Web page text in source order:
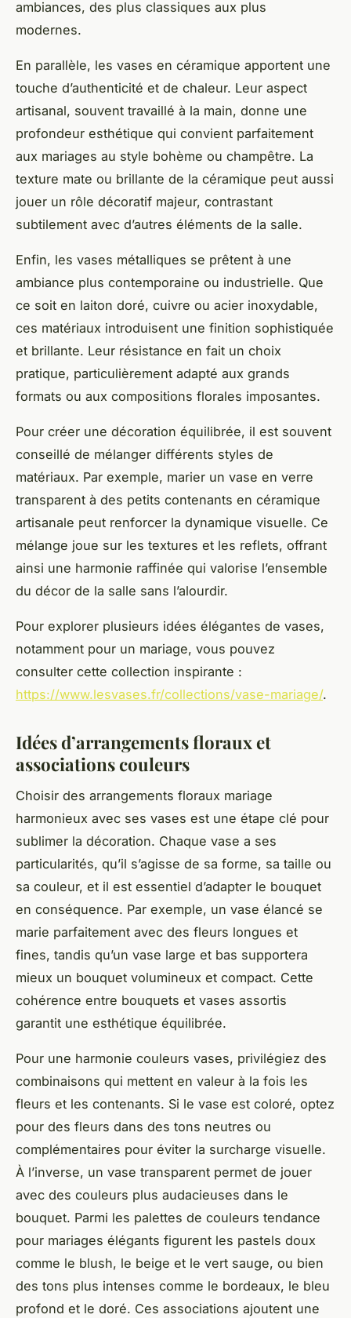
ambiances, des plus classiques aux plus
modernes.
En parallèle, les vases en céramique apportent une
touche d’authenticité et de chaleur. Leur aspect
artisanal, souvent travaillé à la main, donne une
profondeur esthétique qui convient parfaitement
aux mariages au style bohème ou champêtre. La
texture mate ou brillante de la céramique peut aussi
jouer un rôle décoratif majeur, contrastant
subtilement avec d’autres éléments de la salle.
Enfin, les vases métalliques se prêtent à une
ambiance plus contemporaine ou industrielle. Que
ce soit en laiton doré, cuivre ou acier inoxydable,
ces matériaux introduisent une finition sophistiquée
et brillante. Leur résistance en fait un choix
pratique, particulièrement adapté aux grands
formats ou aux compositions florales imposantes.
Pour créer une décoration équilibrée, il est souvent
conseillé de mélanger différents styles de
matériaux. Par exemple, marier un vase en verre
transparent à des petits contenants en céramique
artisanale peut renforcer la dynamique visuelle. Ce
mélange joue sur les textures et les reflets, offrant
ainsi une harmonie raffinée qui valorise l’ensemble
du décor de la salle sans l’alourdir.
Pour explorer plusieurs idées élégantes de vases,
notamment pour un mariage, vous pouvez
consulter cette collection inspirante :
https://www.lesvases.fr/collections/vase-mariage/.
Idées d’arrangements floraux et
associations couleurs
Choisir des arrangements floraux mariage
harmonieux avec ses vases est une étape clé pour
sublimer la décoration. Chaque vase a ses
particularités, qu’il s’agisse de sa forme, sa taille ou
sa couleur, et il est essentiel d’adapter le bouquet
en conséquence. Par exemple, un vase élancé se
marie parfaitement avec des fleurs longues et
fines, tandis qu’un vase large et bas supportera
mieux un bouquet volumineux et compact. Cette
cohérence entre bouquets et vases assortis
garantit une esthétique équilibrée.
Pour une harmonie couleurs vases, privilégiez des
combinaisons qui mettent en valeur à la fois les
fleurs et les contenants. Si le vase est coloré, optez
pour des fleurs dans des tons neutres ou
complémentaires pour éviter la surcharge visuelle.
À l’inverse, un vase transparent permet de jouer
avec des couleurs plus audacieuses dans le
bouquet. Parmi les palettes de couleurs tendance
pour mariages élégants figurent les pastels doux
comme le blush, le beige et le vert sauge, ou bien
des tons plus intenses comme le bordeaux, le bleu
profond et le doré. Ces associations ajoutent une